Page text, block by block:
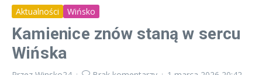
Aktualności Wińsko
Kamienice znów staną w sercu
Wińska